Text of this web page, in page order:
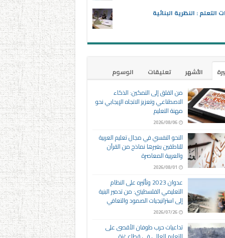
التعلم : النظرية البنائية
الأشهر تعليقات
الوسوم
من القلق إلى التمكين: الذكاء
الاصطناعي وتعزيز الاتجاه الإيجابي نحو
مهنة التعليم
2026/08/06
النحو النفسي في مجال تعليم العربية
للناطقين بغيرها نماذج من القرآن
والعربية المعاصرة
2026/08/01
عدوان 2023 وتأثيره على النظام
التعليمي الفلسطيني: من تدمير البنية
إلى استراتيجيات الصمود والتعافي
2026/07/26
تداعيات حرب طوفان الأقصى على